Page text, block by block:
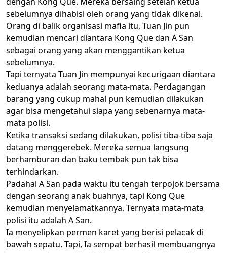
sebelumnya dihabisi oleh orang yang tidak dikenal.
Orang di balik organisasi mafia itu, Tuan Jin pun
kemudian mencari diantara Kong Que dan A San
sebagai orang yang akan menggantikan ketua
sebelumnya.
Tapi ternyata Tuan Jin mempunyai kecurigaan diantara
keduanya adalah seorang mata-mata. Perdagangan
barang yang cukup mahal pun kemudian dilakukan
agar bisa mengetahui siapa yang sebenarnya mata-
mata polisi.
Ketika transaksi sedang dilakukan, polisi tiba-tiba saja
datang menggerebek. Mereka semua langsung
berhamburan dan baku tembak pun tak bisa
terhindarkan.
Padahal A San pada waktu itu tengah terpojok bersama
dengan seorang anak buahnya, tapi Kong Que
kemudian menyelamatkannya. Ternyata mata-mata
polisi itu adalah A San.
Ia menyelipkan permen karet yang berisi pelacak di
bawah sepatu. Tapi, Ia sempat berhasil membuangnya